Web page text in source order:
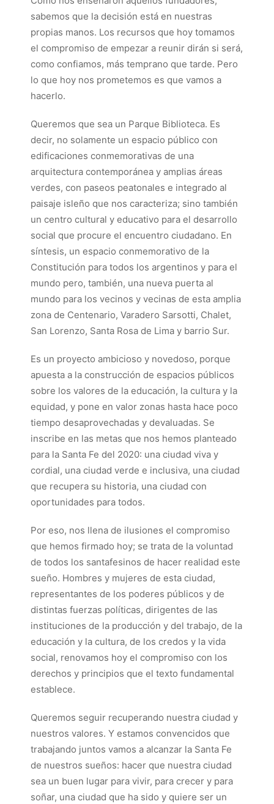
sabemos que la decisión está en nuestras
propias manos. Los recursos que hoy tomamos
el compromiso de empezar a reunir dirán si será,
como confiamos, más temprano que tarde. Pero
lo que hoy nos prometemos es que vamos a
hacerlo.
Queremos que sea un Parque Biblioteca. Es
decir, no solamente un espacio público con
edificaciones conmemorativas de una
arquitectura contemporánea y amplias áreas
verdes, con paseos peatonales e integrado al
paisaje isleño que nos caracteriza; sino también
un centro cultural y educativo para el desarrollo
social que procure el encuentro ciudadano. En
síntesis, un espacio conmemorativo de la
Constitución para todos los argentinos y para el
mundo pero, también, una nueva puerta al
mundo para los vecinos y vecinas de esta amplia
zona de Centenario, Varadero Sarsotti, Chalet,
San Lorenzo, Santa Rosa de Lima y barrio Sur.
Es un proyecto ambicioso y novedoso, porque
apuesta a la construcción de espacios públicos
sobre los valores de la educación, la cultura y la
equidad, y pone en valor zonas hasta hace poco
tiempo desaprovechadas y devaluadas. Se
inscribe en las metas que nos hemos planteado
para la Santa Fe del 2020: una ciudad viva y
cordial, una ciudad verde e inclusiva, una ciudad
que recupera su historia, una ciudad con
oportunidades para todos.
Por eso, nos llena de ilusiones el compromiso
que hemos firmado hoy; se trata de la voluntad
de todos los santafesinos de hacer realidad este
sueño. Hombres y mujeres de esta ciudad,
representantes de los poderes públicos y de
distintas fuerzas políticas, dirigentes de las
instituciones de la producción y del trabajo, de la
educación y la cultura, de los credos y la vida
social, renovamos hoy el compromiso con los
derechos y principios que el texto fundamental
establece.
Queremos seguir recuperando nuestra ciudad y
nuestros valores. Y estamos convencidos que
trabajando juntos vamos a alcanzar la Santa Fe
de nuestros sueños: hacer que nuestra ciudad
sea un buen lugar para vivir, para crecer y para
soñar, una ciudad que ha sido y quiere ser un